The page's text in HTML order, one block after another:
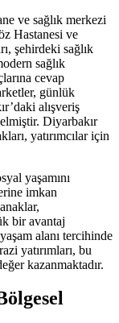
ve sağlık merkezi
Hastanesi ve
şehirdeki sağlık
sağlık
cevap
günlük
alışveriş
Diyarbakır
yatırımcılar için
yaşamını
imkan
bir avantaj
alanı tercihinde
yatırımları, bu
kazanmaktadır.